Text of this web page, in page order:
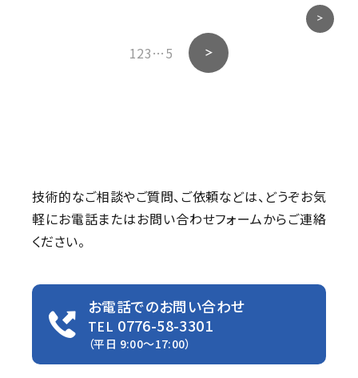
123…5
技術的なご相談やご質問、ご依頼などは、 どうぞお気
軽にお電話またはお問い合わせフォームからご連絡
ください。
お電話でのお問い合わせ
TEL 0776-58-3301
（平日 9:00〜17:00）